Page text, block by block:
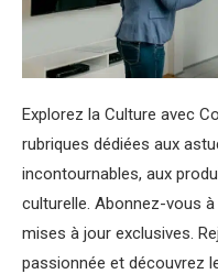
Explorez la Culture avec
rubriques dédiées aux
incontournables, aux
culturelle. Abonnez-vous
mises à jour exclusives.
passionnée et découvrez